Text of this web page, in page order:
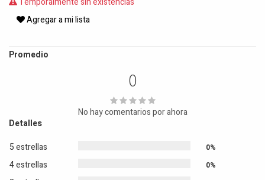
Agregar a mi lista
Promedio
0
No hay comentarios por ahora
Detalles
5 estrellas
0%
4 estrellas 0%